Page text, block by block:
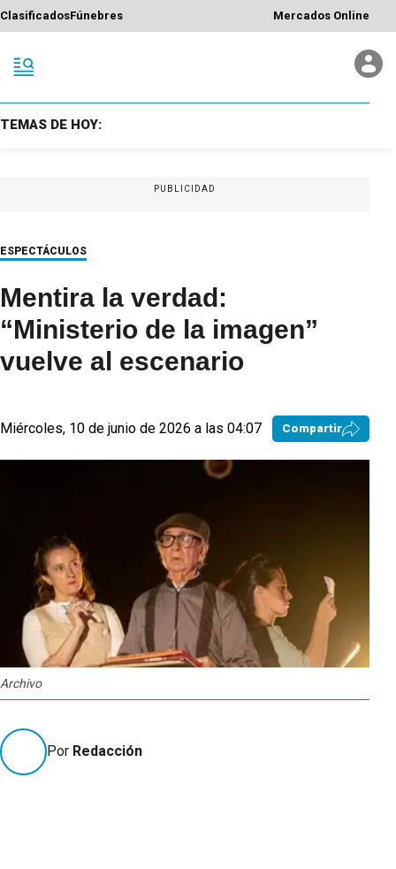
ClasificadosFúnebres Mercados Online
TEMAS DE HOY:
PUBLICIDAD
ESPECTÁCULOS
Mentira la verdad:
“Ministerio de la imagen”
vuelve al escenario
Miércoles, 10 de junio de 2026 a las 04:07 Compartir
Archivo
Por Redacción